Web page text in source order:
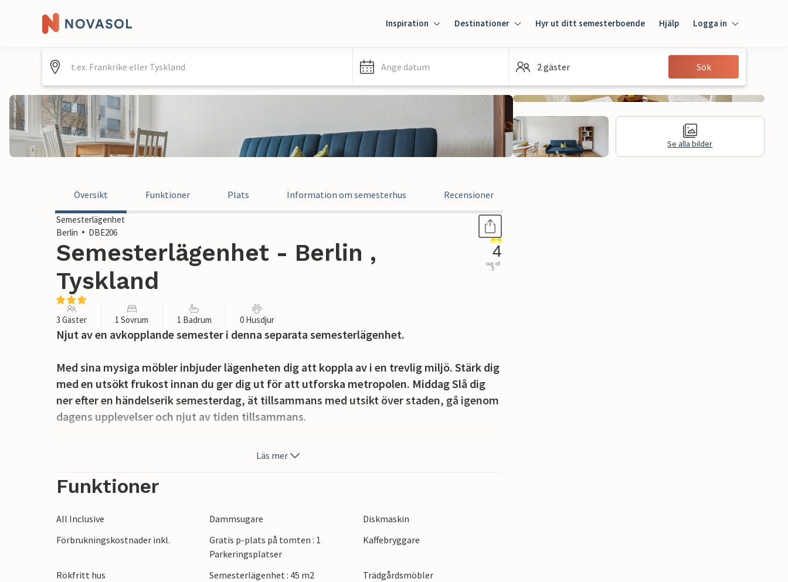
Inspiration Destinationer Hyr ut ditt semesterboende Hjälp Logga in
Gäst
Ange datum 2 gäster Sök
Se alla bilder
Översikt Funktioner Plats Information om semesterhus Recensioner
Semesterlägenhet
Berlin
DBE206
Semesterlägenhet - Berlin ,
Tyskland
4
out of
5
3 Gäster 1 Sovrum 1 Badrum 0 Husdjur
Njut av en avkopplande semester i denna separata semesterlägenhet.
Med sina mysiga möbler inbjuder lägenheten dig att koppla av i en trevlig miljö. Stärk dig
med en utsökt frukost innan du ger dig ut för att utforska metropolen. Middag Slå dig
ner efter en händelserik semesterdag, ät tillsammans med utsikt över staden, gå igenom
dagens upplevelser och njut av tiden tillsammans.
Gå ut från vardagsrummet till balkongen, ta med kaffet ut, njut av några solstrålar och
som Berlin har att erbjuda inom räckhåll. Oavsett om du vill gå på sightseeing, shoppa,
Denna inbjudande lägenhet är den perfekta platsen för en aktiv semester.
Läs mer
Funktioner
All Inclusive Dammsugare
Diskmaskin
Förbrukningskostnader inkl.
Gratis p-plats på tomten : 1
Parkeringsplatser
Kaffebryggare
Rökfritt hus Semesterlägenhet : 45 m2
Trädgårdsmöbler